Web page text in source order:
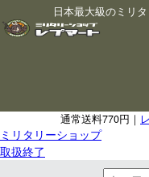
日本最大級のミリ
通常送料770円｜
ミリタリーショップ
取扱終了